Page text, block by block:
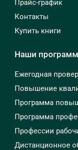
Прайс-график
Контакты
Купить книги
Наши
Ежегодная
Повышение
Программа
Программа
Профессии
Дистанционное